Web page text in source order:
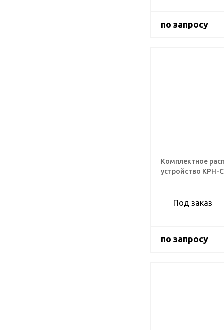
по запросу
Комплектное
устройство КРН-
Под заказ
по запросу